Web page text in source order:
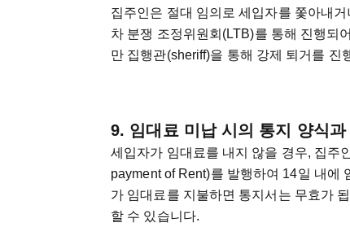
집주인은 절대 임의로 세입자를 쫓아내
차 분쟁 조정위원회(LTB)를 통해 진행되
만 집행관(sheriff)을 통해 강제 퇴거를 진
9. 임대료 미납 시의 통지 양식과
세입자가 임대료를 내지 않을 경우, 집주
payment of Rent)를 발행하여 14일 내에
가 임대료를 지불하면 통지서는 무효가
할 수 있습니다.